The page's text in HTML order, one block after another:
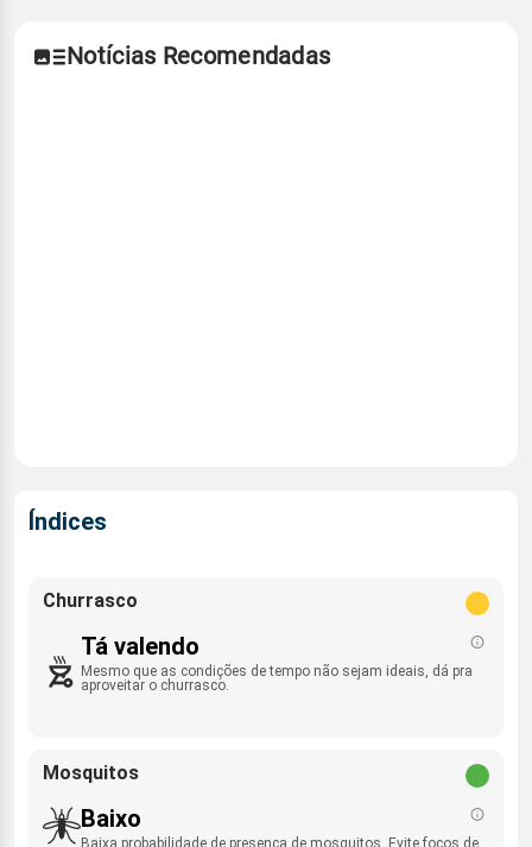
Notícias Recomendadas
Índices
Churrasco
Tá valendo
Mesmo que as condições de tempo não sejam ideais, dá pra
aproveitar o churrasco.
Mosquitos
Baixo